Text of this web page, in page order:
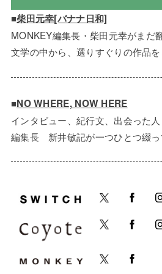
■柴田元幸[バナナ日和]
MONKEY編集長・柴田元幸がまだ
文学の中から、選りすぐりの作品
■NO WHERE, NOW HERE
インタビュー、紀行文、出会った
編集長 新井敏記が一つひとつ綴っ